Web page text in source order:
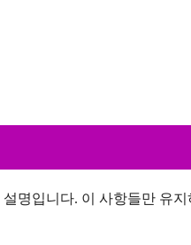
명입니다. 이 사항들만 유